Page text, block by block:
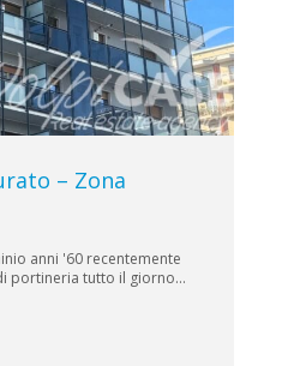
– Zona
anni '60 recentemente
portineria tutto il giorno...